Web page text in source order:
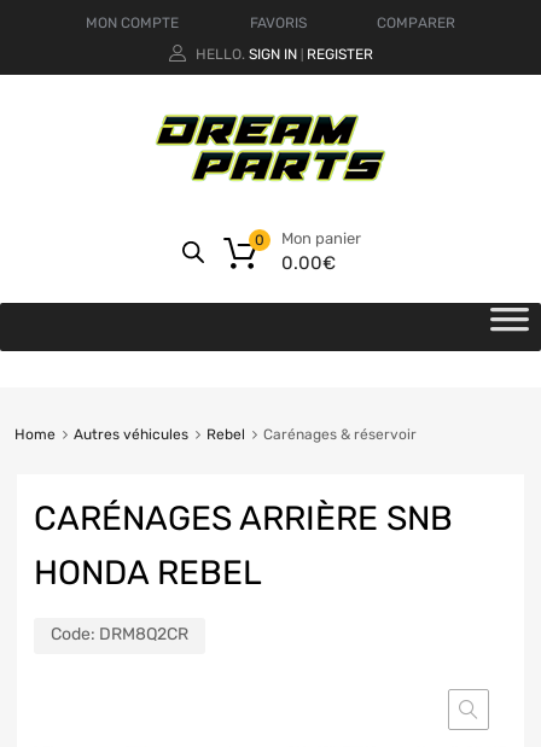
MON COMPTE FAVORIS
COMPARER
HELLO. SIGN IN REGISTER
Mon panier
0.00€
0
Home Autres véhicules Rebel Carénages & réservoir
CARÉNAGES ARRIÈRE SNB
HONDA REBEL
Code: DRM8Q2CR